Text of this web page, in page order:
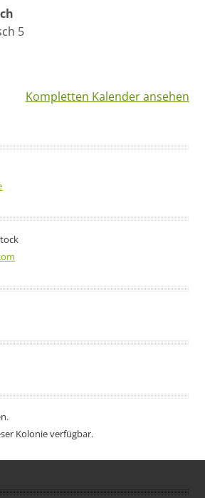
5
Kompletten Kalender ansehen
Kolonie verfügbar.